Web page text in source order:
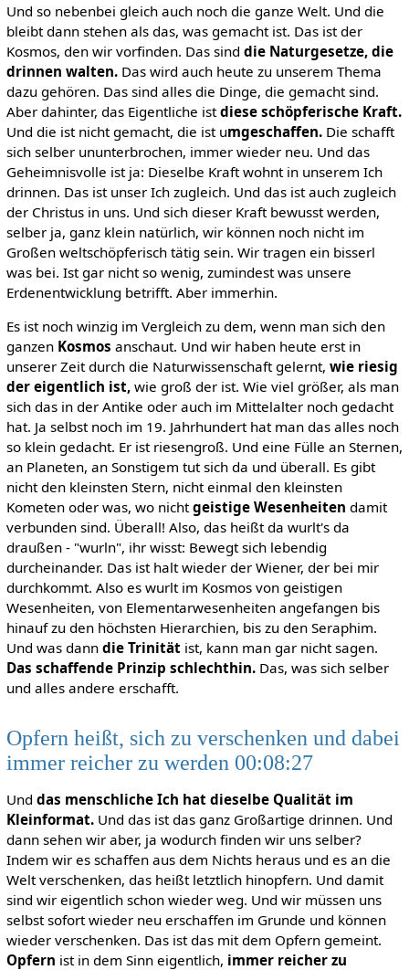
Und so nebenbei gleich auch noch die ganze Welt. Und die
bleibt dann stehen als das, was gemacht ist. Das ist der
Kosmos, den wir vorfinden. Das sind die Naturgesetze, die
drinnen walten.Das wird auch heute zu unserem Thema
dazu gehören. Das sind alles die Dinge, die gemacht sind.
Aber dahinter, das Eigentliche istdiese schöpferische Kraft.
Und die ist nicht gemacht, die ist umgeschaffen.Die schafft
sich selber ununterbrochen, immer wieder neu. Und das
Geheimnisvolle ist ja: Dieselbe Kraft wohnt in unserem Ich
drinnen. Das ist unser Ich zugleich. Und das ist auch zugleich
der Christus in uns. Und sich dieser Kraft bewusst werden,
selber ja, ganz klein natürlich, wir können noch nicht im
Großen weltschöpferisch tätig sein. Wir tragen ein bisserl
was bei. Ist gar nicht so wenig, zumindest was unsere
Erdenentwicklung betrifft. Aber immerhin.
Es ist noch winzig im Vergleich zu dem, wenn man sich den
ganzen Kosmos anschaut. Und wir haben heute erst in
unserer Zeit durch die Naturwissenschaft gelernt, wie riesig
der eigentlich ist,wie groß der ist. Wie viel größer, als man
sich das in der Antike oder auch im Mittelalter noch gedacht
hat. Ja selbst noch im 19. Jahrhundert hat man das alles noch
so klein gedacht. Er ist riesengroß. Und eine Fülle an Sternen,
an Planeten, an Sonstigem tut sich da und überall. Es gibt
nicht den kleinsten Stern, nicht einmal den kleinsten
Kometen oder was, wo nichtgeistige Wesenheiten damit
verbunden sind. Überall! Also, das heißt da wurlt's da
draußen - "wurln", ihr wisst: Bewegt sich lebendig
durcheinander. Das ist halt wieder der Wiener, der bei mir
durchkommt. Also es wurlt im Kosmos von geistigen
Wesenheiten, von Elementarwesenheiten angefangen bis
hinauf zu den höchsten Hierarchien, bis zu den Seraphim.
Und was dann die Trinitätist, kann man gar nicht sagen.
Das schaffende Prinzip schlechthin.Das, was sich selber
und alles andere erschafft.
Opfern heißt, sich zu verschenken und dabei
immer reicher zu werden 00:08:27
Und das menschliche Ich hat dieselbe Qualität im
Kleinformat.Und das ist das ganz Großartige drinnen. Und
dann sehen wir aber, ja wodurch finden wir uns selber?
Indem wir es schaffen aus dem Nichts heraus und es an die
Welt verschenken, das heißt letztlich hinopfern. Und damit
sind wir eigentlich schon wieder weg. Und wir müssen uns
selbst sofort wieder neu erschaffen im Grunde und können
wieder verschenken. Das ist das mit dem Opfern gemeint.
Opfern ist in dem Sinn eigentlich, immer reicher zu